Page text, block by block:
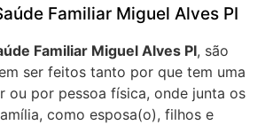
Familiar Miguel Alves PI
Familiar Miguel Alves PI, são
ser feitos tanto por que tem uma
ou por pessoa física, onde junta os
como esposa(o), filhos e